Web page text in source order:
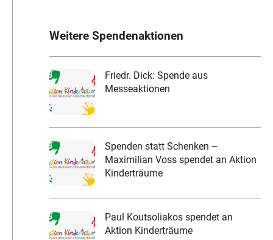
Weitere Spendenaktionen
Friedr. Dick: Spende aus
Messeaktionen
Spenden statt Schenken –
Maximilian Voss spendet an Aktion
Kinderträume
Paul Koutsoliakos spendet an
Aktion Kinderträume